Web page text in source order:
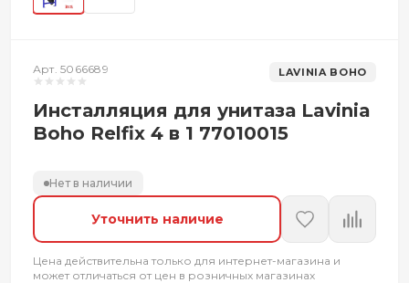
Арт. 5066689 LAVINIA BOHO
Инсталляция для унитаза Lavinia
Boho Relfix 4 в 1 77010015
Нет в наличии
Уточнить наличие
Цена действительна только для интернет-магазина и
может отличаться от цен в розничных магазинах